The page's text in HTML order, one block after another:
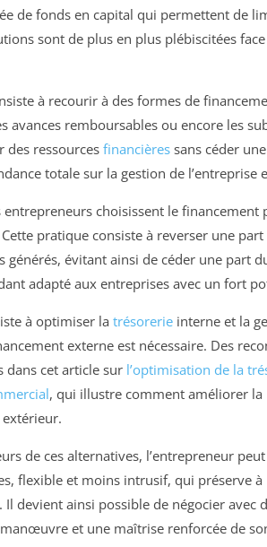
de fonds en capital qui permettent de
sont de plus en plus plébiscitées
à recourir à des formes de
avances remboursables ou encore les
des ressources financières sans céder
totale sur la gestion de l’entreprise
entrepreneurs choisissent le
pratique consiste à reverser une
générés, évitant ainsi de céder une part
adapté aux entreprises avec un fort
à optimiser la trésorerie interne et la
externe est nécessaire. Des
dans cet article sur l’optimisation de la
, qui illustre comment améliorer
de ces alternatives, l’entrepreneur
flexible et moins intrusif, qui préserve
Il devient ainsi possible de négocier avec
et une maîtrise renforcée de